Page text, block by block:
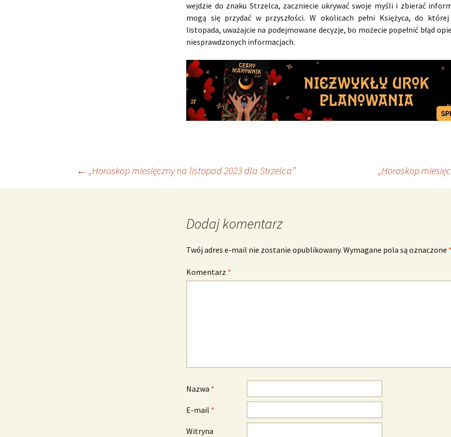
wejdzie do znaku Strzelca, zaczniecie ukrywać swoje myśli i zbierać
mogą się przydać w przyszłości. W okolicach pełni Księżyca, do
listopada, uważajcie na podejmowane decyzje, bo możecie popełnić błąd
niesprawdzonych informacjach.
Nawigacja
← „Horoskop miesięczny na listopad 2023 dla Strzelca” „Horoskop
Dodaj komentarz
Twój adres e-mail nie zostanie opublikowany. Wymagane pola są oznaczone
Komentarz *
Nazwa *
E-mail *
Witryna